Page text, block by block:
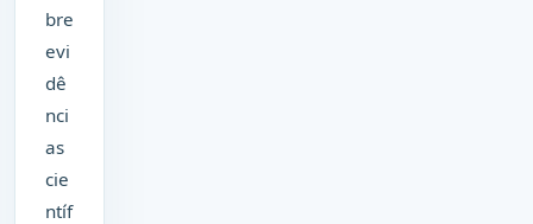
bre
evi
dê
nci
as
cie
ntíf